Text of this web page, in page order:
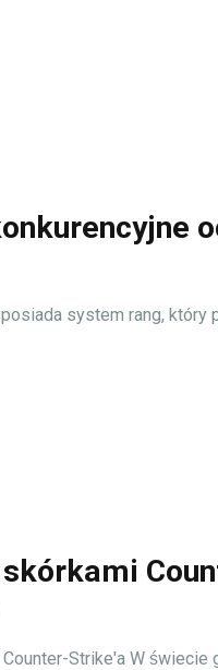
system rang, który
Strike'a W świecie